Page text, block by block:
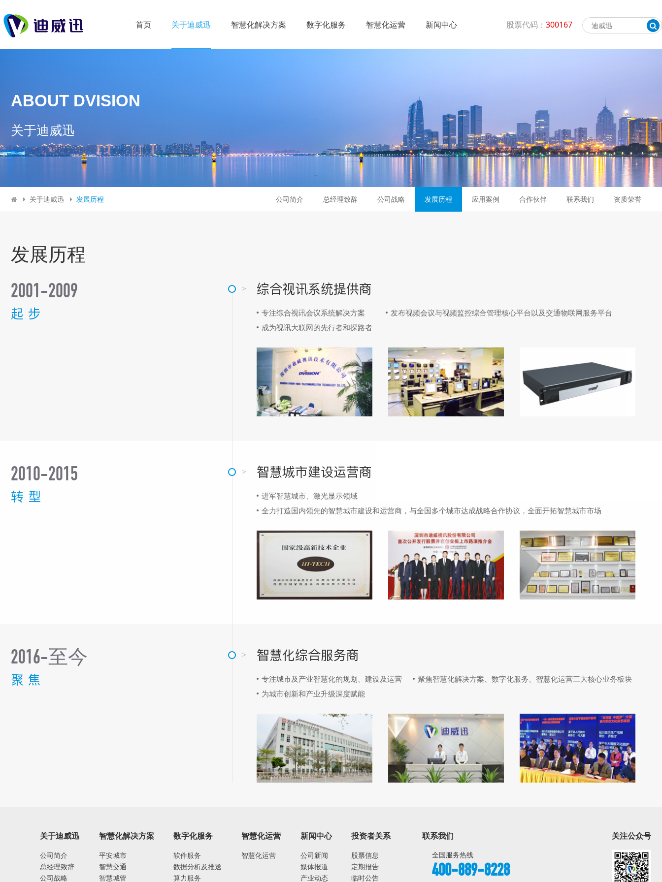
首页 关于迪威迅 智慧化解决方案 数字化服务 智慧化运营 新闻中心 股票代码： 300167
ABOUT DVISION
关于迪威迅
关于迪威迅 发展历程 公司简介 总经理致辞 公司战略 发展历程 应用案例 合作伙伴 联系我们 资质荣誉
发展历程
2001-2009
起 步
综合视讯系统提供商
专注综合视讯会议系统解决方案
发布视频会议与视频监控综合管理核心平台以及交通物联网服务平台
成为视讯大联网的先行者和探路者
2010-2015
转 型
智慧城市建设运营商
进军智慧城市、激光显示领域
全力打造国内领先的智慧城市建设和运营商，与全国多个城市达成战略合作协议，全面开拓智慧城市市场
2016-至今
聚 焦
智慧化综合服务商
专注城市及产业智慧化的规划、建设及运营 聚焦智慧化解决方案、数字化服务、智慧化运营三大核心业务板块
为城市创新和产业升级深度赋能
关于迪威迅
公司简介
总经理致辞
公司战略
智慧化解决方案
平安城市
智慧交通
智慧城管
数字化服务
软件服务
数据分析及推送
算力服务
智慧化运营
智慧化运营
新闻中心
公司新闻
媒体报道
产业动态
投资者关系
股票信息
定期报告
临时公告
联系我们
全国服务热线
400-889-8228
关注公众号